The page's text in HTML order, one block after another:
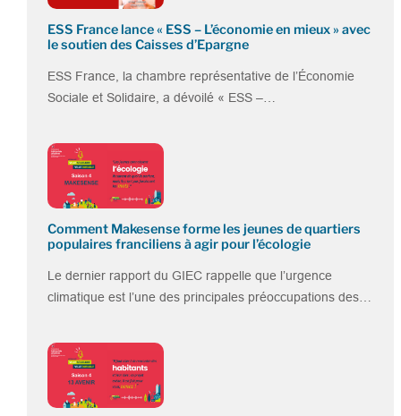
ESS France lance « ESS – L’économie en mieux » avec
le soutien des Caisses d’Epargne
ESS France, la chambre représentative de l’Économie
Sociale et Solidaire, a dévoilé « ESS –…
Comment Makesense forme les jeunes de quartiers
populaires franciliens à agir pour l’écologie
Le dernier rapport du GIEC rappelle que l’urgence
climatique est l’une des principales préoccupations des…